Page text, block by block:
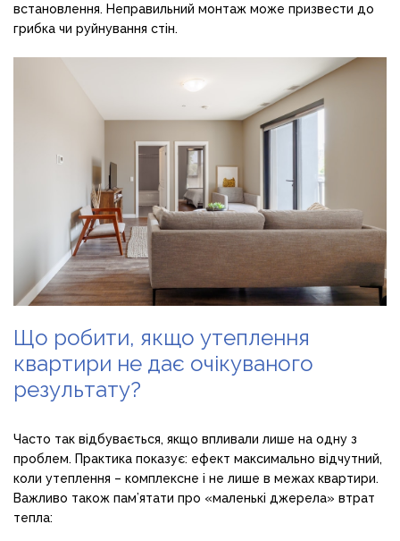
встановлення. Неправильний монтаж може призвести до
грибка чи руйнування стін.
Що робити, якщо утеплення
квартири не дає очікуваного
результату?
Часто так відбувається, якщо впливали лише на одну з
проблем. Практика показує: ефект максимально відчутний,
коли утеплення – комплексне і не лише в межах квартири.
Важливо також пам’ятати про «маленькі джерела» втрат
тепла: